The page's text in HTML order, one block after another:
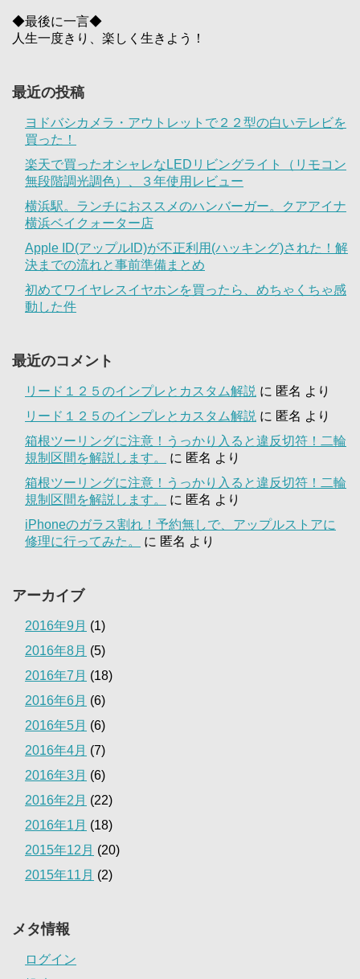
◆最後に一言◆
人生一度きり、楽しく生きよう！
最近の投稿
ヨドバシカメラ・アウトレットで２２型の白いテレビを
買った！
楽天で買ったオシャレなLEDリビングライト（リモコン
無段階調光調色）、３年使用レビュー
横浜駅。ランチにおススメのハンバーガー。クアアイナ
横浜ベイクォーター店
Apple ID(アップルID)が不正利用(ハッキング)された！解
決までの流れと事前準備まとめ
初めてワイヤレスイヤホンを買ったら、めちゃくちゃ感
動した件
最近のコメント
リード１２５のインプレとカスタム解説 に 匿名 より
リード１２５のインプレとカスタム解説 に 匿名 より
箱根ツーリングに注意！うっかり入ると違反切符！二輪
規制区間を解説します。
に 匿名 より
箱根ツーリングに注意！うっかり入ると違反切符！二輪
規制区間を解説します。
に 匿名 より
iPhoneのガラス割れ！予約無しで、アップルストアに
修理に行ってみた。
に 匿名 より
アーカイブ
2016年9月 (1)
2016年8月 (5)
2016年7月 (18)
2016年6月 (6)
2016年5月 (6)
2016年4月 (7)
2016年3月 (6)
2016年2月 (22)
2016年1月 (18)
2015年12月 (20)
2015年11月 (2)
メタ情報
ログイン